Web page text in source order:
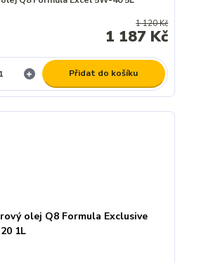
1 120 Kč
1 187 Kč
Přidat do košíku